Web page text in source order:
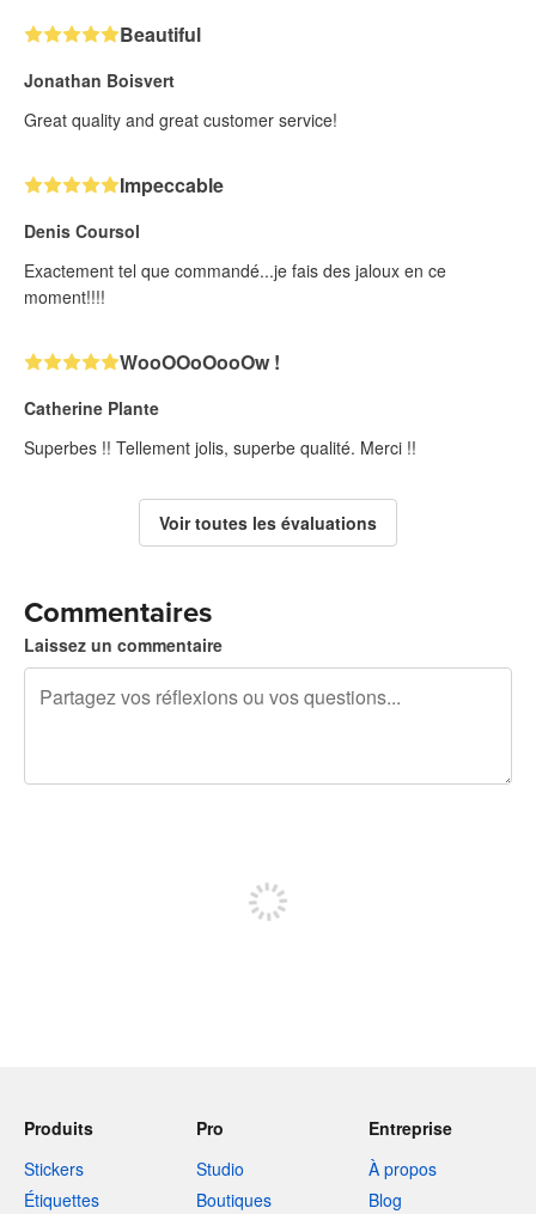
Beautiful
Jonathan Boisvert
Great quality and great customer service!
Impeccable
Denis Coursol
Exactement tel que commandé...je fais des jaloux en ce
moment!!!!
WooOOoOooOw !
Catherine Plante
Superbes !! Tellement jolis, superbe qualité. Merci !!
Voir toutes les évaluations
Commentaires
Laissez un commentaire
Produits
Stickers
Étiquettes
Pro
Studio
Boutiques
Entreprise
À propos
Blog